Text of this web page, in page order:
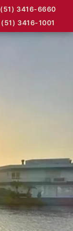
(51) 3416-6660
(51) 3416-1001